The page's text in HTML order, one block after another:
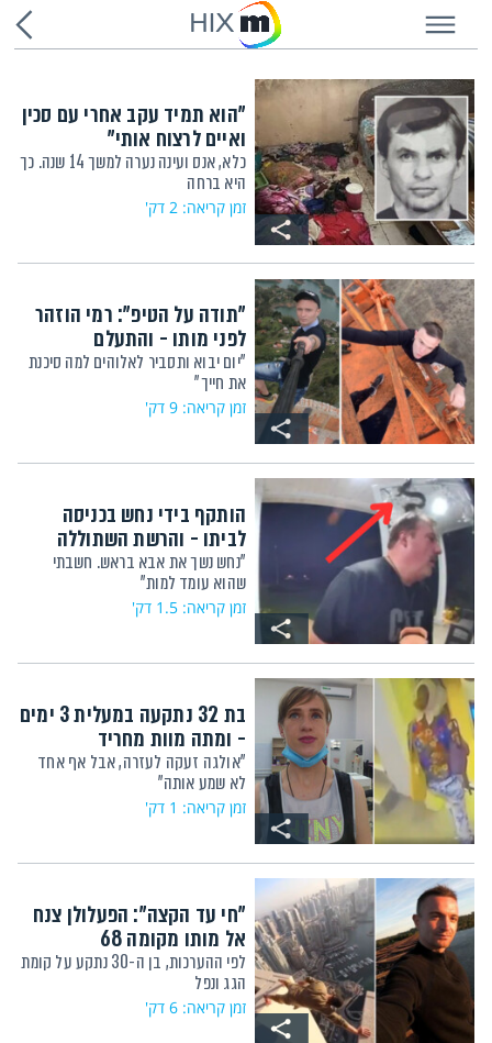
HIX
"הוא תמיד עקב אחרי עם סכין
ואיים לרצוח אותי"
כלא, אנס ועינה נערה למשך 14 שנה. כך
היא ברחה
זמן קריאה: 2 דק'
"תודה על הטיפ": רמי הוזהר
לפני מותו - והתעלם
"יום יבוא ותסביר לאלוהים למה סיכנת
את חייך"
זמן קריאה: 9 דק'
הותקף בידי נחש בכניסה
לביתו - והרשת השתוללה
"נחש נשך את אבא בראש. חשבתי
שהוא עומד למות"
זמן קריאה: 1.5 דק'
בת 32 נתקעה במעלית 3 ימים
- ומתה מוות מחריד
"אולגה זעקה לעזרה, אבל אף אחד
לא שמע אותה"
זמן קריאה: 1 דק'
"חי עד הקצה": הפעלולן צנח
אל מותו מקומה 68
לפי ההערכות, בן ה-30 נתקע על קומת
הגג ונפל
זמן קריאה: 6 דק'